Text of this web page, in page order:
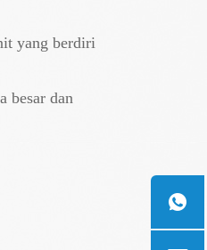
yang berdiri
besar dan